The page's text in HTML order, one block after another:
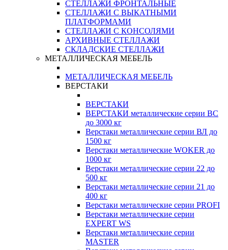
СТЕЛЛАЖИ ФРОНТАЛЬНЫЕ
СТЕЛЛАЖИ С ВЫКАТНЫМИ
ПЛАТФОРМАМИ
СТЕЛЛАЖИ С КОНСОЛЯМИ
АРХИВНЫЕ СТЕЛЛАЖИ
СКЛАДСКИЕ СТЕЛЛАЖИ
МЕТАЛЛИЧЕСКАЯ МЕБЕЛЬ
МЕТАЛЛИЧЕСКАЯ МЕБЕЛЬ
ВЕРСТАКИ
ВЕРСТАКИ
ВЕРСТАКИ металлические серии ВС
до 3000 кг
Верстаки металлические серии ВЛ до
1500 кг
Верстаки металлические WOKER до
1000 кг
Верстаки металлические серии 22 до
500 кг
Верстаки металлические серии 21 до
400 кг
Верстаки металлические серии PROFI
Верстаки металлические серии
EXPERT WS
Верстаки металлические серии
MASTER